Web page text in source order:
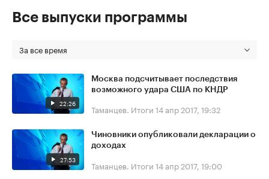
Все выпуски программы
За все время
22:26
Москва подсчитывает последствия
возможного удара США по КНДР
Таманцев. Итоги 14 апр 2017, 19:32
27:53
Чиновники опубликовали декларации о
доходах
Таманцев. Итоги 14 апр 2017, 19:00